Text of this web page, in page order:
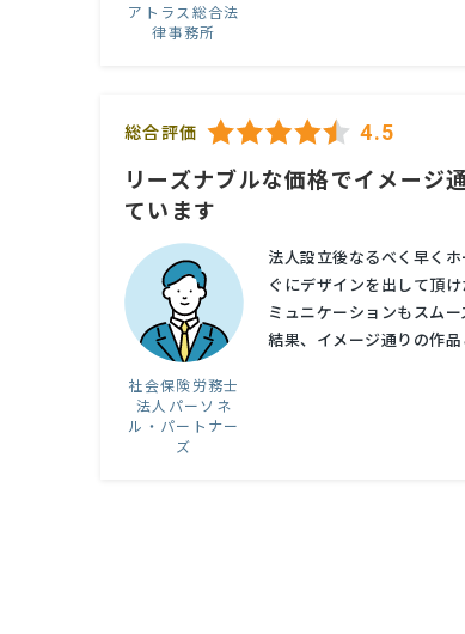
アトラス総合法
律事務所
総合評価 4.5
リーズナブルな価格でイメージ
ています
社会保険労務士
法人パーソネ
ル・パートナー
ズ
法人設立後なるべく早く
ぐにデザインを出して頂
ミュニケーションもスム
結果、イメージ通りの作